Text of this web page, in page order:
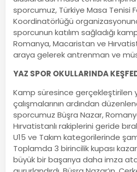
sporcumuz, Türkiye Masa Tenisi
Koordinatörlüğü
sporcunun katılım sağladığı
Romanya, Macaristan ve
araya gelerek antrenman ve
YAZ SPOR OKULLARINDA
Kamp süresince gerçekleştirilen
çalışmalarının ardından
sporcumuz Büşra Nazar,
Hırvatistanlı rakiplerini geride
U15 ve Takım kategorilerinde
Toplamda 3 birincilik kupası
büyük bir başarıya daha imza